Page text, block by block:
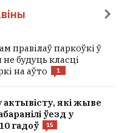
правілаў паркоўкі ў
будуць класці
на аўто
1
актывісту, які жыве
ўезд у
гадоў
15